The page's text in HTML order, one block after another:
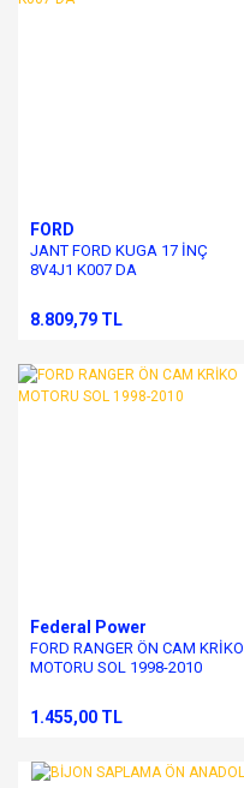
FORD
JANT FORD KUGA 17 İNÇ
8V4J1 K007 DA
8.809,79 TL
Federal Power
FORD RANGER ÖN CAM KRİKO
MOTORU SOL 1998-2010
1.455,00 TL